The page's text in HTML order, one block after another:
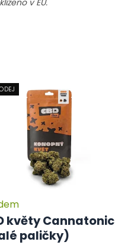
v EU.
květy Cannatonic
paličky)